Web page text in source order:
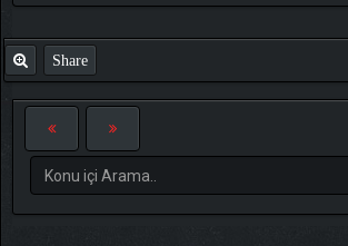
Benim ve diğer eğitmenlerin taktikleri için
Share